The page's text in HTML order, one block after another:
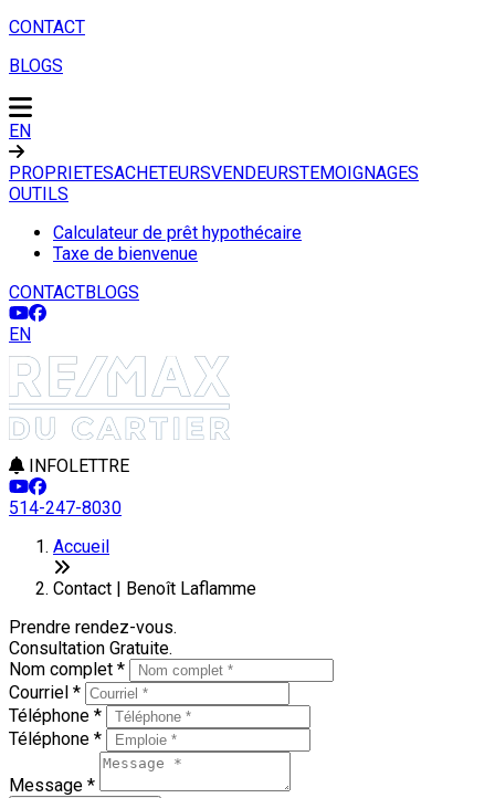
CONTACT
BLOGS
EN
PROPRIETESACHETEURSVENDEURSTEMOIGNAGES
OUTILS
Calculateur de prêt hypothécaire
Taxe de bienvenue
CONTACTBLOGS
EN
INFOLETTRE
514-247-8030
Accueil
Contact | Benoît Laflamme
Prendre rendez-vous.
Consultation Gratuite.
Nom complet *
Courriel *
Téléphone *
Téléphone *
Message *